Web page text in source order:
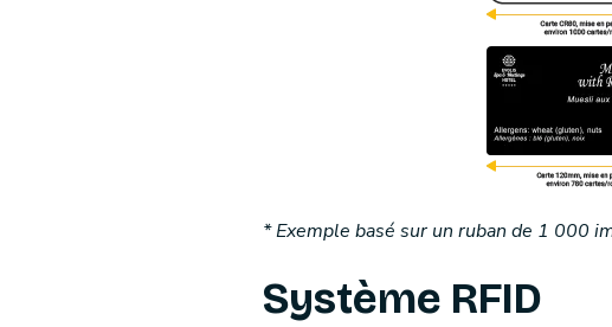
* Exemple basé sur un ruban de 1 000
Système RFID